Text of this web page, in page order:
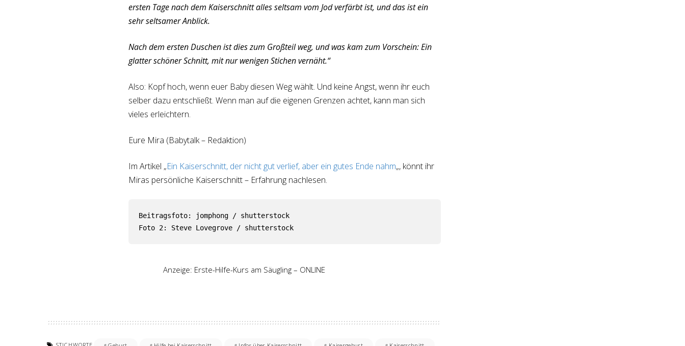
ersten Tage nach dem Kaiserschnitt alles seltsam vom Jod verfärbt ist, und das ist ein
sehr seltsamer Anblick.
Nach dem ersten Duschen ist dies zum Großteil weg, und was kam zum Vorschein: Ein
glatter schöner Schnitt, mit nur wenigen Stichen vernäht.“
Also: Kopf hoch, wenn euer Baby diesen Weg wählt. Und keine Angst, wenn ihr euch
selber dazu entschließt. Wenn man auf die eigenen Grenzen achtet, kann man sich
vieles erleichtern.
Eure Mira (Babytalk – Redaktion)
Im Artikel „Ein Kaiserschnitt, der nicht gut verlief, aber ein gutes Ende nahm„, könnt ihr
Miras persönliche Kaiserschnitt – Erfahrung nachlesen.
Beitragsfoto: jomphong / shutterstock
Foto 2: Steve Lovegrove / shutterstock
Anzeige: Erste-Hilfe-Kurs am Säugling – ONLINE